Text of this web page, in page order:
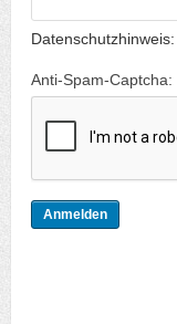
Anti-Spam-Captcha: